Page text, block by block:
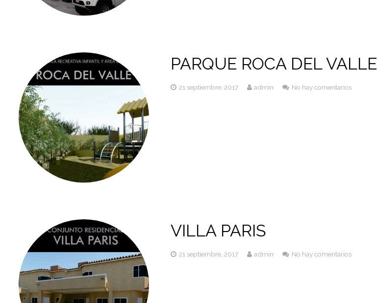
PARQUE ROCA DEL VALLE
21 septiembre, 2017 admin No hay comentarios
VILLA PARIS
21 septiembre, 2017 admin No hay comentarios